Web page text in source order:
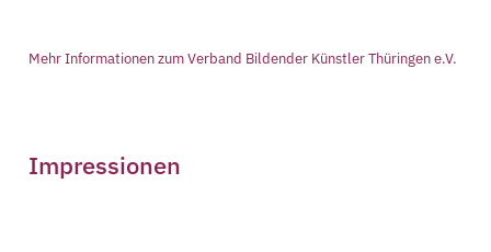
Mehr Informationen zum Verband Bildender Künstler Thüringen e.V.
Impressionen